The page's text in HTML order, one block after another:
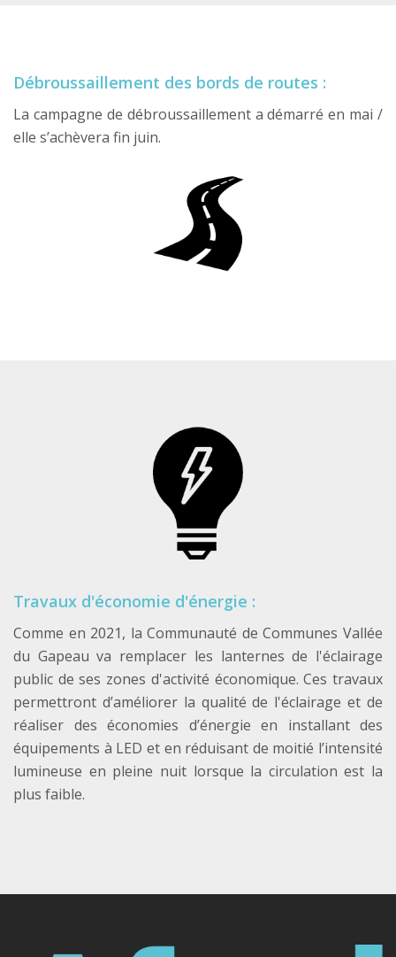
Débroussaillement des bords de routes :
La campagne de débroussaillement a démarré en mai /
elle s’achèvera fin juin.
Travaux d'économie d'énergie :
Comme en 2021, la Communauté de Communes Vallée
du Gapeau va remplacer les lanternes de l'éclairage
public de ses zones d'activité économique. Ces travaux
permettront d’améliorer la qualité de l'éclairage et de
réaliser des économies d’énergie en installant des
équipements à LED et en réduisant de moitié l’intensité
lumineuse en pleine nuit lorsque la circulation est la
plus faible.